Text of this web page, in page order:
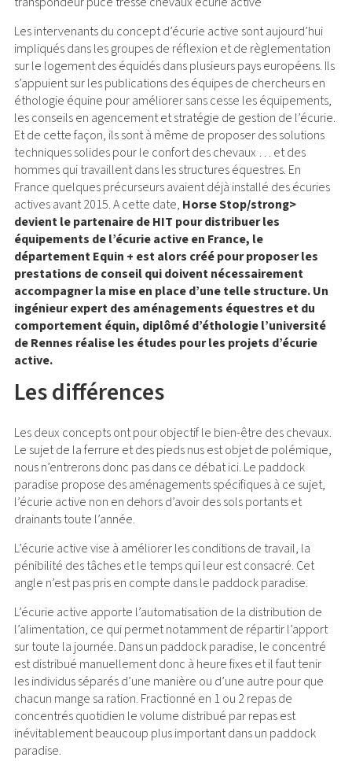
Les intervenants du concept d’écurie active sont aujourd’hui
impliqués dans les groupes de réflexion et de règlementation
sur le logement des équidés dans plusieurs pays européens. Ils
s’appuient sur les publications des équipes de chercheurs en
éthologie équine pour améliorer sans cesse les équipements,
les conseils en agencement et stratégie de gestion de l’écurie.
Et de cette façon, ils sont à même de proposer des solutions
techniques solides pour le confort des chevaux … et des
hommes qui travaillent dans les structures équestres. En
France quelques précurseurs avaient déjà installé des écuries
actives avant 2015. A cette date, Horse Stop/strong>
devient le partenaire de HIT pour distribuer les
équipements de l’écurie active en France, le
département Equin + est alors créé pour proposer les
prestations de conseil qui doivent nécessairement
accompagner la mise en place d’une telle structure. Un
ingénieur expert des aménagements équestres et du
comportement équin, diplômé d’éthologie l’université
de Rennes réalise les études pour les projets d’écurie
active.
Les différences
Les deux concepts ont pour objectif le bien-être des chevaux.
Le sujet de la ferrure et des pieds nus est objet de polémique,
nous n’entrerons donc pas dans ce débat ici. Le paddock
paradise propose des aménagements spécifiques à ce sujet,
l’écurie active non en dehors d’avoir des sols portants et
drainants toute l’année.
L’écurie active vise à améliorer les conditions de travail, la
pénibilité des tâches et le temps qui leur est consacré. Cet
angle n’est pas pris en compte dans le paddock paradise.
L’écurie active apporte l’automatisation de la distribution de
l’alimentation, ce qui permet notamment de répartir l’apport
sur toute la journée. Dans un paddock paradise, le concentré
est distribué manuellement donc à heure fixes et il faut tenir
les individus séparés d’une manière ou d’une autre pour que
chacun mange sa ration. Fractionné en 1 ou 2 repas de
concentrés quotidien le volume distribué par repas est
inévitablement beaucoup plus important dans un paddock
paradise.